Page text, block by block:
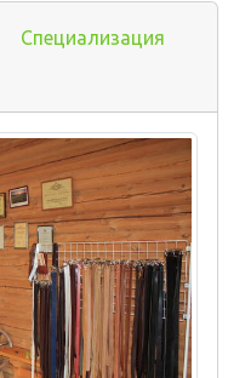
Специализация